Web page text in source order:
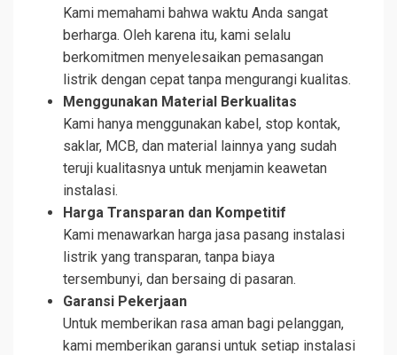
Kami memahami bahwa waktu Anda sangat
berharga. Oleh karena itu, kami selalu
berkomitmen menyelesaikan pemasangan
listrik dengan cepat tanpa mengurangi kualitas.
Menggunakan Material Berkualitas
Kami hanya menggunakan kabel, stop kontak,
saklar, MCB, dan material lainnya yang sudah
teruji kualitasnya untuk menjamin keawetan
instalasi.
Harga Transparan dan Kompetitif
Kami menawarkan harga jasa pasang instalasi
listrik yang transparan, tanpa biaya
tersembunyi, dan bersaing di pasaran.
Garansi Pekerjaan
Untuk memberikan rasa aman bagi pelanggan,
kami memberikan garansi untuk setiap instalasi